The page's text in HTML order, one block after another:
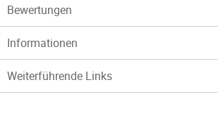
Bewertungen
Informationen
Weiterführende Links